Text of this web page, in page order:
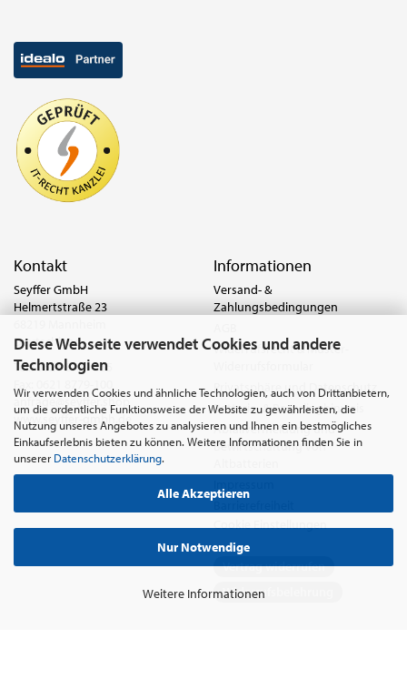
Diese Webseite verwendet Cookies und andere
Technologien
Wir verwenden Cookies und ähnliche Technologien, auch von Drittanbietern,
um die ordentliche Funktionsweise der Website zu gewährleisten, die
Nutzung unseres Angebotes zu analysieren und Ihnen ein bestmögliches
Einkaufserlebnis bieten zu können. Weitere Informationen finden Sie in
unserer Datenschutzerklärung.
Alle Akzeptieren
Nur Notwendige
Weitere Informationen
Kontakt
Seyffer GmbH
Helmertstraße 23
Deutschland
Tel.:0621 8779-555
anfrage@seyffer.shop
www.seyffer-gmbh.de
Informationen
Versand- &
Zahlungsbedingungen
Widerrufsrecht & Muster-
Privatsphäre und Datenschutz
Batterie- & Recyclinghinweis
Abfallvermeidung und
Bewirtschaftung von
Cookie Einstellungen
Vertrag widerrufen
Widerrufsbelehrung